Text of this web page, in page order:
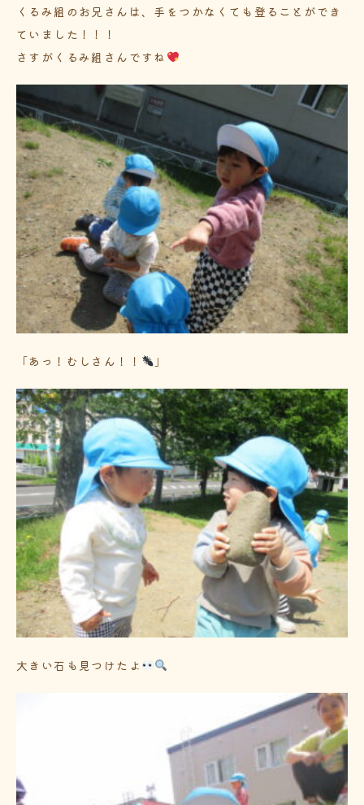
くるみ組のお兄さんは、手をつかなくても登ることができ
ていました！！！
さすがくるみ組さんですね
「あっ！むしさん！！ 」
大きい石も見つけたよ